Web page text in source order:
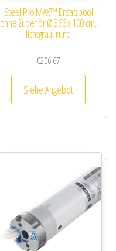
Steel Pro MAX™ Ersatzpool
ohne Zubehör Ø 366 x 100 cm,
lichtgrau, rund
€206.67
Siehe Angebot